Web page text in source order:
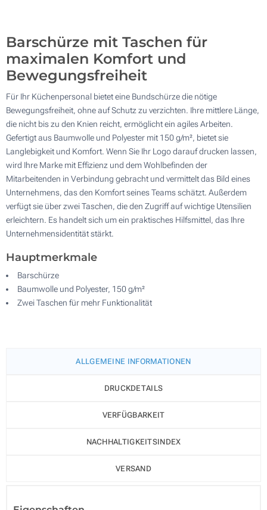
Barschürze mit Taschen für
maximalen Komfort und
Bewegungsfreiheit
Für Ihr Küchenpersonal bietet eine Bundschürze die nötige
Bewegungsfreiheit, ohne auf Schutz zu verzichten. Ihre mittlere Länge,
die nicht bis zu den Knien reicht, ermöglicht ein agiles Arbeiten.
Gefertigt aus Baumwolle und Polyester mit 150 g/m², bietet sie
Langlebigkeit und Komfort. Wenn Sie Ihr Logo darauf drucken lassen,
wird Ihre Marke mit Effizienz und dem Wohlbefinden der
Mitarbeitenden in Verbindung gebracht und vermittelt das Bild eines
Unternehmens, das den Komfort seines Teams schätzt. Außerdem
verfügt sie über zwei Taschen, die den Zugriff auf wichtige Utensilien
erleichtern. Es handelt sich um ein praktisches Hilfsmittel, das Ihre
Unternehmensidentität stärkt.
Hauptmerkmale
Barschürze
Baumwolle und Polyester, 150 g/m²
Zwei Taschen für mehr Funktionalität
ALLGEMEINE INFORMATIONEN
DRUCKDETAILS
VERFÜGBARKEIT
NACHHALTIGKEITSINDEX
VERSAND